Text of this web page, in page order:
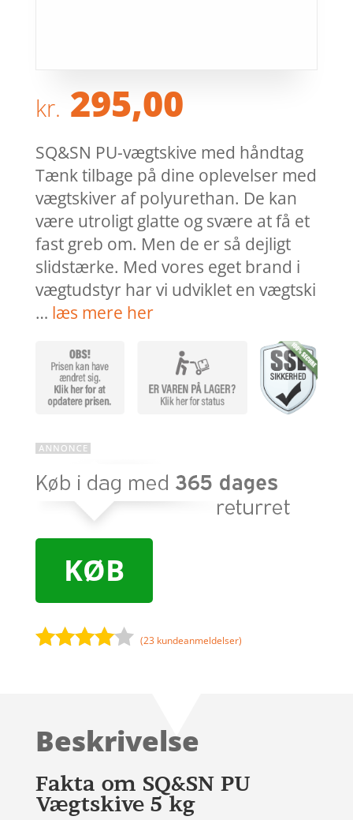
kr. 295,00
SQ&SN PU-vægtskive med håndtag
Tænk tilbage på dine oplevelser med
vægtskiver af polyurethan. De kan
være utroligt glatte og svære at få et
fast greb om. Men de er så dejligt
slidstærke. Med vores eget brand i
vægtudstyr har vi udviklet en vægtski
… læs mere her
KØB
på
ømmels
er
(23 kundeanmeldelser)
Beskrivelse
Fakta om SQ&SN PU
Vægtskive 5 kg